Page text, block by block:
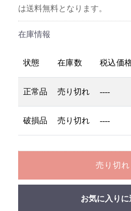
は送料無料となります。
在庫情報
状態 在庫数 税込価
正常品 売り切れ ----
破損品 売り切れ ----
売り切れ
お気に入りに